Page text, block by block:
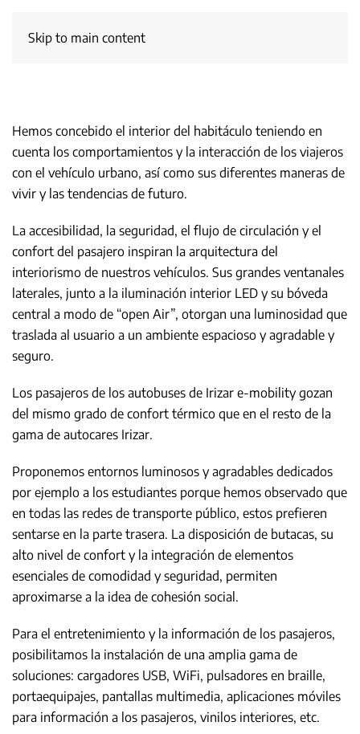
Skip to main content
Hemos concebido el interior del habitáculo teniendo en
cuenta los comportamientos y la interacción de los viajeros
con el vehículo urbano, así como sus diferentes maneras de
vivir y las tendencias de futuro.
La accesibilidad, la seguridad, el flujo de circulación y el
confort del pasajero inspiran la arquitectura del
interiorismo de nuestros vehículos. Sus grandes ventanales
laterales, junto a la iluminación interior LED y su bóveda
central a modo de “open Air”, otorgan una luminosidad que
traslada al usuario a un ambiente espacioso y agradable y
seguro.
Los pasajeros de los autobuses de Irizar e-mobility gozan
del mismo grado de confort térmico que en el resto de la
gama de autocares Irizar.
Proponemos entornos luminosos y agradables dedicados
por ejemplo a los estudiantes porque hemos observado que
en todas las redes de transporte público, estos prefieren
sentarse en la parte trasera. La disposición de butacas, su
alto nivel de confort y la integración de elementos
esenciales de comodidad y seguridad, permiten
aproximarse a la idea de cohesión social.
Para el entretenimiento y la información de los pasajeros,
posibilitamos la instalación de una amplia gama de
soluciones: cargadores USB, WiFi, pulsadores en braille,
portaequipajes, pantallas multimedia, aplicaciones móviles
para información a los pasajeros, vinilos interiores, etc.